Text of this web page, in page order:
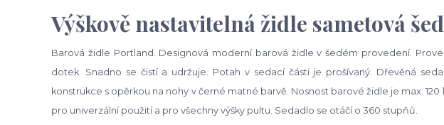
Výškově nastavitelná židle sametová
Barová židle Portland. Designová moderní barová židle v šedém provedení.
dotek. Snadno se čistí a udržuje. Potah v sedací části je prošívaný. Dřevěná
konstrukce s opěrkou na nohy v černé matné barvě. Nosnost barové židle je max.
pro univerzální použití a pro všechny výšky pultu. Sedadlo se otáčí o 360 stupňů.